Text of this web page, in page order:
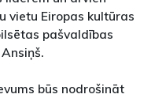
vietu Eiropas kultūras
pašvaldības
būs nodrošināt